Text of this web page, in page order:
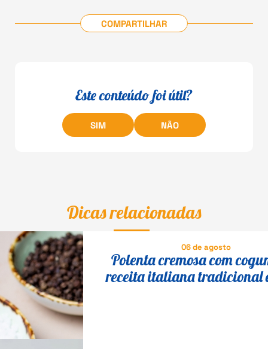
COMPARTILHAR
Este conteúdo foi útil?
SIM NÃO
Dicas relacionadas
06 de agosto
Polenta cremosa com
receita italiana tradicional